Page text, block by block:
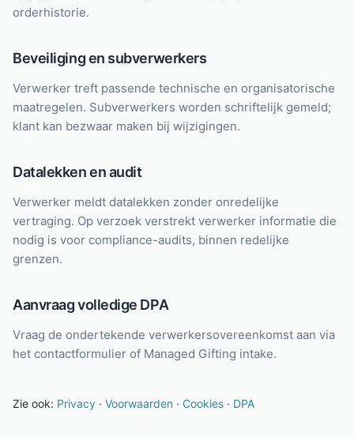
orderhistorie.
Beveiliging en subverwerkers
Verwerker treft passende technische en organisatorische
maatregelen. Subverwerkers worden schriftelijk gemeld;
klant kan bezwaar maken bij wijzigingen.
Datalekken en audit
Verwerker meldt datalekken zonder onredelijke
vertraging. Op verzoek verstrekt verwerker informatie die
nodig is voor compliance-audits, binnen redelijke
grenzen.
Aanvraag volledige DPA
Vraag de ondertekende verwerkersovereenkomst aan via
het contactformulier of Managed Gifting intake.
Zie ook: Privacy · Voorwaarden · Cookies · DPA